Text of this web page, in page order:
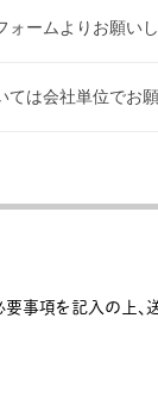
ォームよりお願いし
ては会社単位でお
要事項を記入の上、